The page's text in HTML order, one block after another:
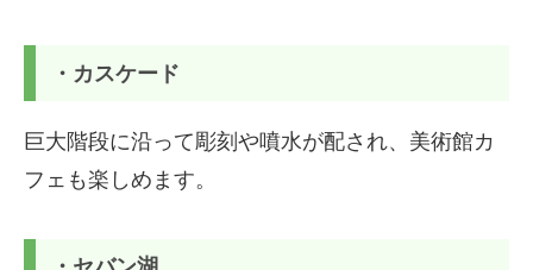
・カスケード
巨大階段に沿って彫刻や噴水が配され、美術館カ
フェも楽しめます。